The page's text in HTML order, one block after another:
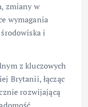
zmiany w
wymagania
i
z kluczowych
Brytanii, łącząc
rozwijającą